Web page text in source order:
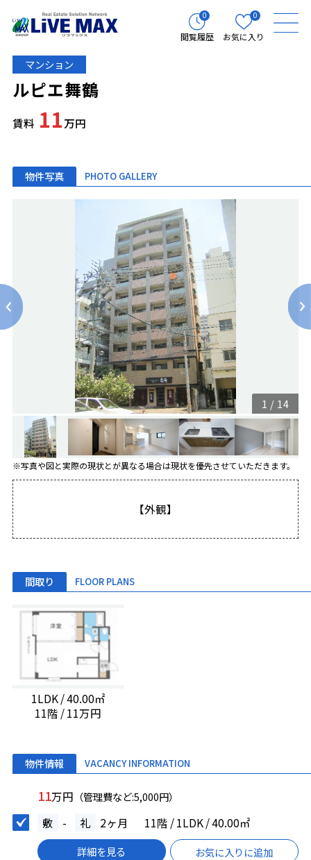
0
閲覧履歴
0
お気に入り
マンション
ルピエ舞鶴
賃料 11万円
物件写真 PHOTO GALLERY
1 / 14
※写真や図と実際の現状とが異なる場合は現状を優先させていただきます。
【外観】
間取り FLOOR PLANS
1LDK / 40.00㎡
11階 / 11万円
物件情報 VACANCY INFORMATION
11万円 （管理費など:5,000円）
敷 - 礼 2ヶ月 11階 / 1LDK / 40.00㎡
詳細を見る お気に入りに追加